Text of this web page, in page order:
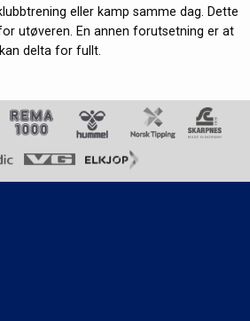
eller kamp samme dag. Dette
utøveren. En annen forutsetning er at
delta for fullt.